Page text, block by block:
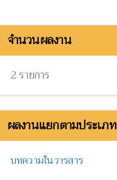
จำนวนผลงาน
2 รายการ
ผลงานแยกตามประเภท
บทความในวารสาร